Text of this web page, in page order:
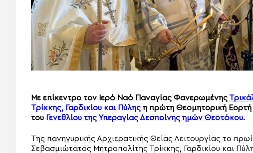
Με επίκεντρο τον Ιερό Ναό Παναγίας Φανερωμένης
Τρίκκης, Γαρδικίου και Πύλης η πρώτη Θεομητορική Εορτή
του Γενεθλίου της Υπεραγίας Δεσποίνης ημών Θεοτόκου.
Της πανηγυρικής Αρχιερατικής Θείας Λειτουργίας το
Σεβασμιώτατος Μητροπολίτης Τρίκκης, Γαρδικίου και